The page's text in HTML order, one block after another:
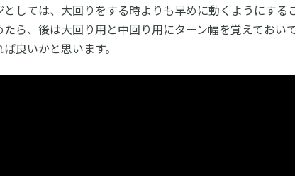
としては、大回りをする時よりも早めに動くようにする
たら、後は大回り用と中回り用にターン幅を覚えておい
良いかと思います。